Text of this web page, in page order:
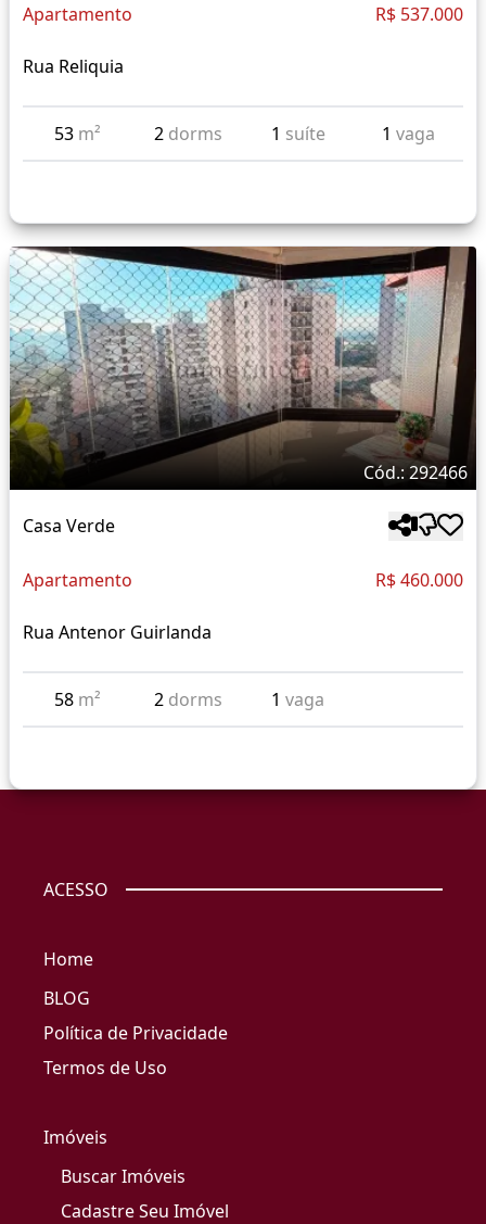
Apartamento R$ 537.000
Rua Reliquia
53 m² 2 dorms 1 suíte 1 vaga
Cód.: 292466
Casa Verde
Apartamento R$ 460.000
Rua Antenor Guirlanda
58 m² 2 dorms 1vaga
ACESSO
Home
BLOG
Política de Privacidade
Termos de Uso
Imóveis
Buscar Imóveis
Cadastre Seu Imóvel